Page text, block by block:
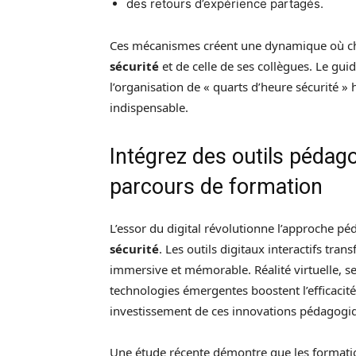
des retours d’expérience partagés.
Ces mécanismes créent une dynamique où
sécurité et de celle de ses collègues. Le
l’organisation de « quarts d’heure sécurité
indispensable.
Intégrez des outils
parcours de formation
L’essor du digital révolutionne l’approche
sécurité. Les outils digitaux interactifs
immersive et mémorable. Réalité virtuelle,
technologies émergentes boostent
investissement de ces innovations
Une étude récente démontre que les